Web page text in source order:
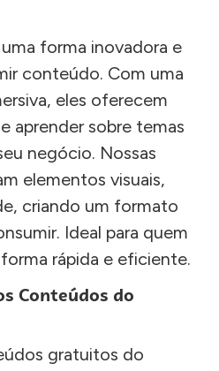
forma inovadora e
conteúdo. Com uma
eles oferecem
aprender sobre temas
negócio. Nossas
elementos visuais,
criando um formato
Ideal para quem
rápida e eficiente.
Conteúdos do
gratuitos do